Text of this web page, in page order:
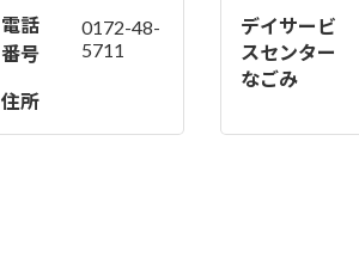
電話
番号
0172-48-
5711
住所
デイサービ
スセンター
なごみ